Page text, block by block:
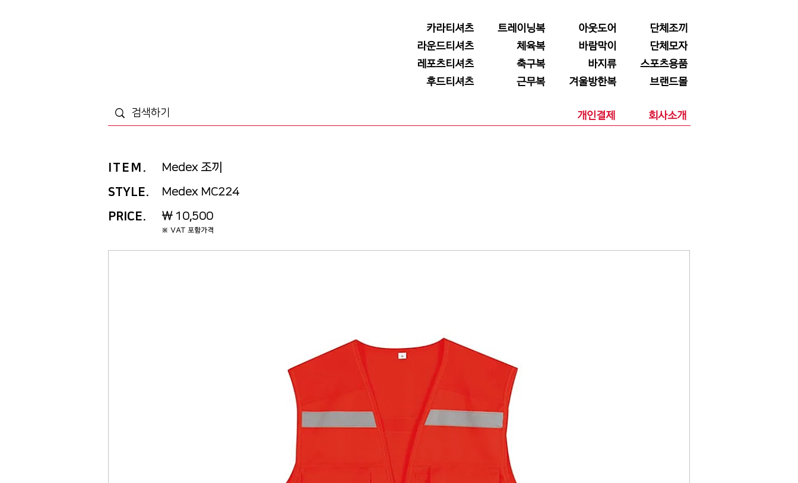
카라티셔츠 트레이닝복 아웃도어
단체조끼
라운드티셔츠
체육복 바람막이
단체모자
레포츠티셔츠
축구복 바지류
스포츠용품
후드티셔츠
근무복 겨울방한복 브랜드몰
개인결제 회사소개
ITEM .
Medex 조끼
STYLE.
Medex MC224
PRICE.
※ VAT 포함가격
￦ 10,500